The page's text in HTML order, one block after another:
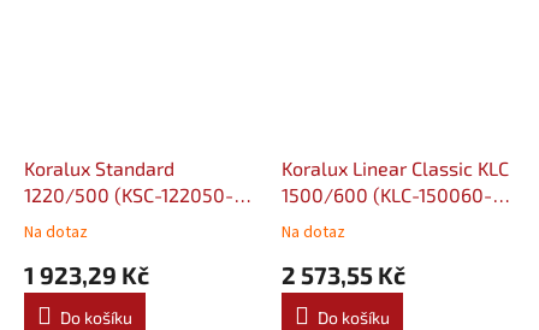
Koralux Standard
1220/500 (KSC-122050-
00-10)
Na dotaz
1 923,29 Kč
Do košíku
Koralux Linear Classic KLC
1500/600 (KLC-150060-
00-10)
Na dotaz
2 573,55 Kč
Do košíku